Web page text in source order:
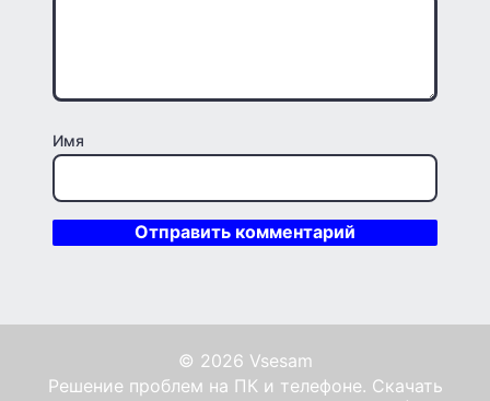
Имя
© 2026 Vsesam
Решение проблем на ПК и телефоне. Скачать